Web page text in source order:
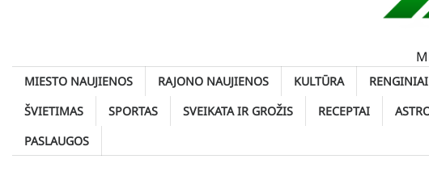
MIESTO NAUJIENOS RAJONO NAUJIENOS KULTŪRA RENGINIAI
ŠVIETIMAS
SPORTAS SVEIKATA IR GROŽIS RECEPTAI
PASLAUGOS